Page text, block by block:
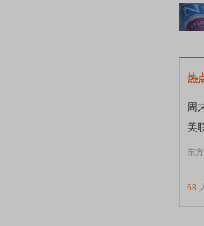
热
周
美
东
68